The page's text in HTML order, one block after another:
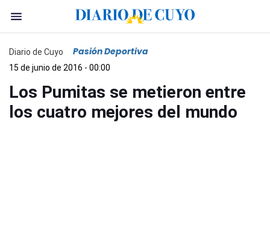
Diario de Cuyo Pasión Deportiva
15 de junio de 2016 - 00:00
Los Pumitas se metieron entre
los cuatro mejores del mundo